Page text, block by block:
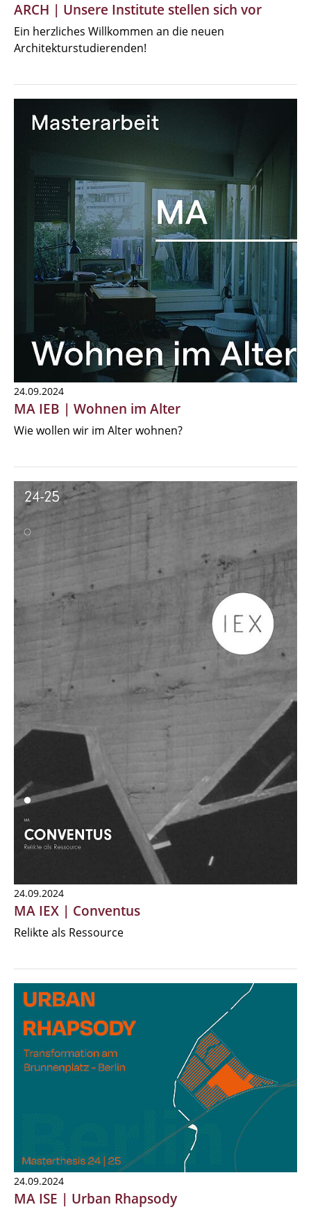
ARCH | Unsere Institute stellen sich vor
Ein herzliches Willkommen an die neuen
Architekturstudierenden!
24.09.2024
MA IEB | Wohnen im Alter
Wie wollen wir im Alter wohnen?
24.09.2024
MA IEX | Conventus
Relikte als Ressource
24.09.2024
MA ISE | Urban Rhapsody